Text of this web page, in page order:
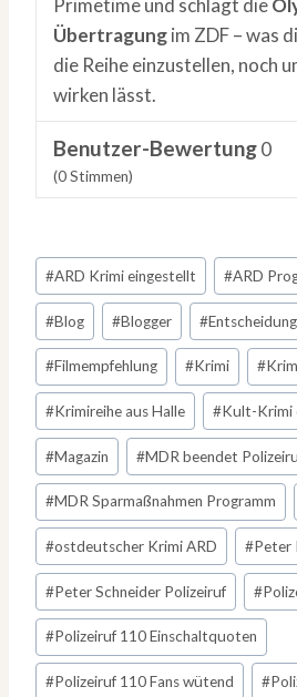
Übertragungim ZDF – was
die Reihe einzustellen, noch
wirken lässt.
Benutzer-Bewertung0
(0Stimmen)
Schlagworte:
#ARD Krimi eingestellt #ARD
#Blog #Blogger #
#Filmempfehlung #Krimi #
#Krimireihe aus Halle #Kult-Krimi
#Magazin #MDR beendet
#MDR Sparmaßnahmen Programm
#ostdeutscher Krimi ARD #Peter
#Peter Schneider Polizeiruf #
#Polizeiruf 110 Einschaltquoten
#Polizeiruf 110 Fans wütend #